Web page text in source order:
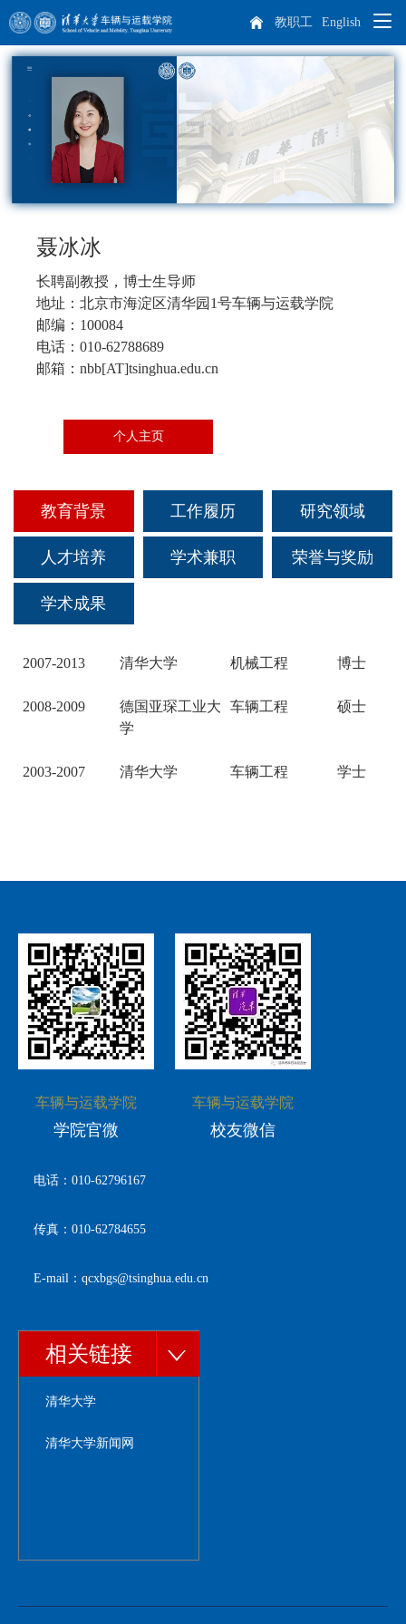
English
教职工
学院概况
院长致辞
历任领导
机构设置
师资队伍
杰出人才
博士后
离退休教师
人才培养
实践教学
研究生培养
高级研修中心
科研概况
科研方向
车辆动力工程研究所
科研机构
科研成果
国际合作与交流
学生天地
学生工作
志愿服务
奖励荣誉
招生就业
国际生招生
就业引导
校友活动
校友文库
校友风采
爱心捐赠
联系方式
聂冰冰
长聘副教授，博士生导师
地址：北京市海淀区清华园1号车辆与运载学院
邮编：100084
电话：010-62788689
邮箱：nbb[AT]tsinghua.edu.cn
个人主页
教育背景 工作履历 研究领域
人才培养 学术兼职 荣誉与奖励
学术成果
2007-2013 清华大学 机械工程 博士
2008-2009
德国亚琛工业大
学
车辆工程 硕士
2003-2007 清华大学 车辆工程 学士
车辆与运载学院
学院官微
车辆与运载学院
校友微信
电话：010-62796167
传真：010-62784655
E-mail：qcxbgs@tsinghua.edu.cn
相关链接
清华大学
清华大学新闻网